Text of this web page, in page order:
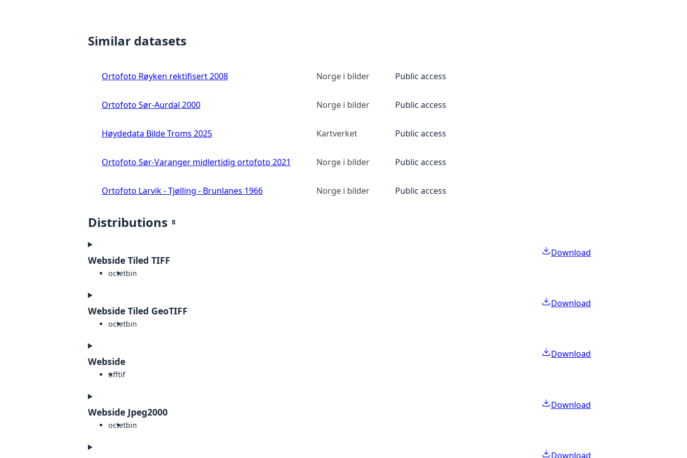
Similar datasets
Ortofoto Røyken rektifisert 2008 Norge i bilder Public access
Ortofoto Sør-Aurdal 2000 Norge i bilder Public access
Høydedata Bilde Troms 2025 Kartverket Public access
Ortofoto Sør-Varanger midlertidig ortofoto 2021 Norge i bilder Public access
Ortofoto Larvik - Tjølling - Brunlanes 1966 Norge i bilder Public access
Distributions 8
Webside Tiled TIFF
octetbin
Download
Webside Tiled GeoTIFF
octetbin
Download
Webside
tifftif
Download
Webside Jpeg2000
octetbin
Download
Download